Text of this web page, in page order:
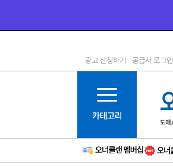
1등급
6등급
11등급
12등급
15등급
16등급
광고 신청하기 공급사 로그인